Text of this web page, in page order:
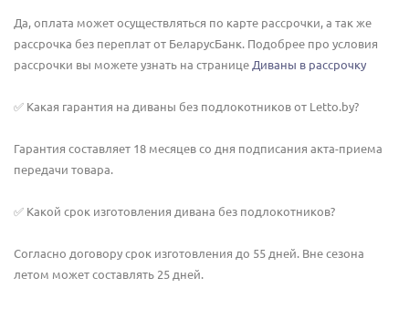
Да, оплата может осуществляться по карте рассрочки, а так же
рассрочка без переплат от БеларусБанк. Подобрее про условия
рассрочки вы можете узнать на странице Диваны в рассрочку
✅ Какая гарантия на диваны без подлокотников от Letto.by?
Гарантия составляет 18 месяцев со дня подписания акта-приема
передачи товара.
✅ Какой срок изготовления дивана без подлокотников?
Согласно договору срок изготовления до 55 дней. Вне сезона
летом может составлять 25 дней.